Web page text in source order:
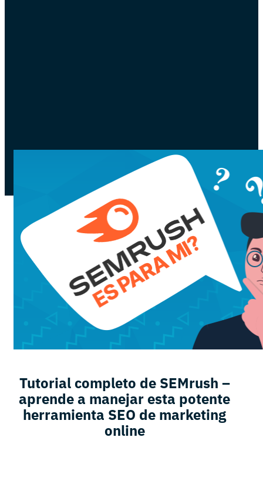
Tutorial completo de SEMrush –
aprende a manejar esta potente
herramienta SEO de marketing
online